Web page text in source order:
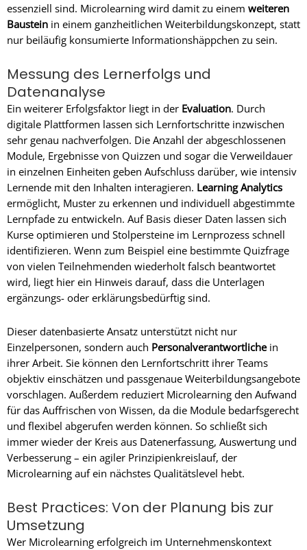
essenziell sind. Microlearning wird damit zu einem weiteren
Baustein in einem ganzheitlichen Weiterbildungskonzept, statt
nur beiläufig konsumierte Informationshäppchen zu sein.
Messung des Lernerfolgs und
Datenanalyse
Ein weiterer Erfolgsfaktor liegt in der Evaluation. Durch
digitale Plattformen lassen sich Lernfortschritte inzwischen
sehr genau nachverfolgen. Die Anzahl der abgeschlossenen
Module, Ergebnisse von Quizzen und sogar die Verweildauer
in einzelnen Einheiten geben Aufschluss darüber, wie intensiv
Lernende mit den Inhalten interagieren. Learning Analytics
ermöglicht, Muster zu erkennen und individuell abgestimmte
Lernpfade zu entwickeln. Auf Basis dieser Daten lassen sich
Kurse optimieren und Stolpersteine im Lernprozess schnell
identifizieren. Wenn zum Beispiel eine bestimmte Quizfrage
von vielen Teilnehmenden wiederholt falsch beantwortet
wird, liegt hier ein Hinweis darauf, dass die Unterlagen
ergänzungs- oder erklärungsbedürftig sind.
Dieser datenbasierte Ansatz unterstützt nicht nur
Einzelpersonen, sondern auch Personalverantwortlichein
ihrer Arbeit. Sie können den Lernfortschritt ihrer Teams
objektiv einschätzen und passgenaue Weiterbildungsangebote
vorschlagen. Außerdem reduziert Microlearning den Aufwand
für das Auffrischen von Wissen, da die Module bedarfsgerecht
und flexibel abgerufen werden können. So schließt sich
immer wieder der Kreis aus Datenerfassung, Auswertung und
Verbesserung – ein agiler Prinzipienkreislauf, der
Microlearning auf ein nächstes Qualitätslevel hebt.
Best Practices: Von der Planung bis zur
Umsetzung
Wer Microlearning erfolgreich im Unternehmenskontext